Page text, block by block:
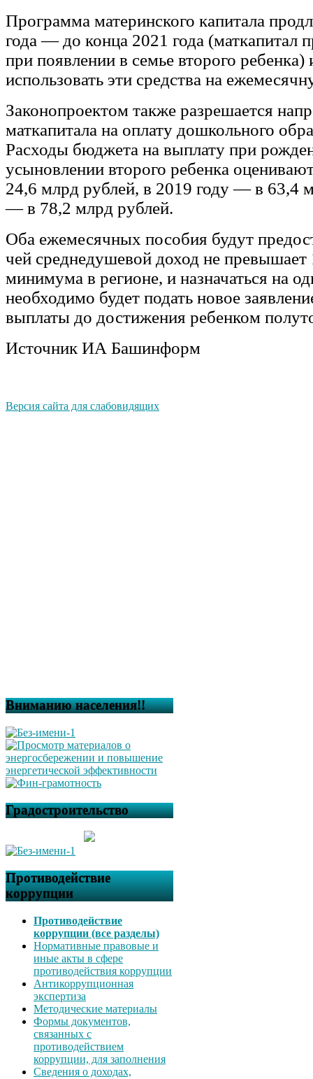
Программа материнского капитала
года — до конца 2021 года (маткапитал
при появлении в семье второго ребенка)
использовать эти средства на
Законопроектом также разрешается
маткапитала на оплату дошкольного
Расходы бюджета на выплату при
усыновлении второго ребенка
24,6 млрд рублей, в 2019 году — в 63,4
— в 78,2 млрд рублей.
Оба ежемесячных пособия будут
чей среднедушевой доход не превышает
минимума в регионе, и назначаться на
необходимо будет подать новое
выплаты до достижения ребенком
Источник ИА Башинформ
Версия сайта для слабовидящих
Вниманию населения!!
Градостроительство
Противодействие
коррупции
Противодействие
коррупции (все разделы)
Нормативные правовые и
иные акты в сфере
противодействия коррупции
Антикоррупционная
экспертиза
Методические материалы
Формы документов,
связанных с
противодействием
коррупции, для заполнения
Сведения о доходах,